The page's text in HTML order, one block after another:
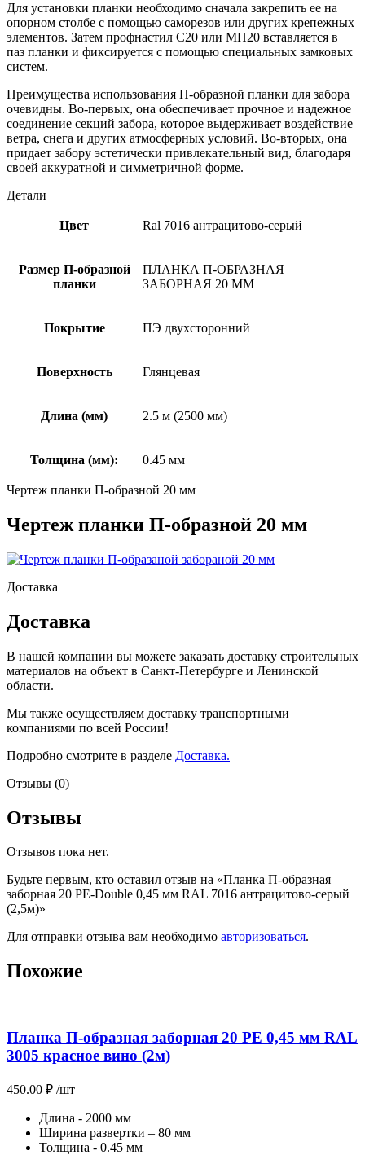
Для установки планки необходимо сначала закрепить ее на
опорном столбе с помощью саморезов или других крепежных
элементов. Затем профнастил С20 или МП20 вставляется в
паз планки и фиксируется с помощью специальных замковых
систем.
Преимущества использования П-образной планки для забора
очевидны. Во-первых, она обеспечивает прочное и надежное
соединение секций забора, которое выдерживает воздействие
ветра, снега и других атмосферных условий. Во-вторых, она
придает забору эстетически привлекательный вид, благодаря
своей аккуратной и симметричной форме.
Детали
Цвет Ral 7016 антрацитово-серый
Размер П-образной
планки
ПЛАНКА П-ОБРАЗНАЯ
ЗАБОРНАЯ 20 ММ
Покрытие ПЭ двухсторонний
Поверхность Глянцевая
Длина (мм) 2.5 м (2500 мм)
Толщина (мм): 0.45 мм
Чертеж планки П-образной 20 мм
Чертеж планки П-образной 20 мм
Доставка
Доставка
В нашей компании вы можете заказать доставку строительных
материалов на объект в Санкт-Петербурге и Ленинской
области.
Мы также осуществляем доставку транспортными
компаниями по всей России!
Подробно смотрите в разделе Доставка.
Отзывы (0)
Отзывы
Отзывов пока нет.
Будьте первым, кто оставил отзыв на «Планка П-образная
заборная 20 PE-Double 0,45 мм RAL 7016 антрацитово-серый
(2,5м)»
Для отправки отзыва вам необходимо авторизоваться.
Похожие
Планка П-образная заборная 20 PE 0,45 мм RAL
3005 красное вино (2м)
450.00 ₽ /шт
Длина - 2000 мм
Ширина развертки – 80 мм
Толщина - 0.45 мм